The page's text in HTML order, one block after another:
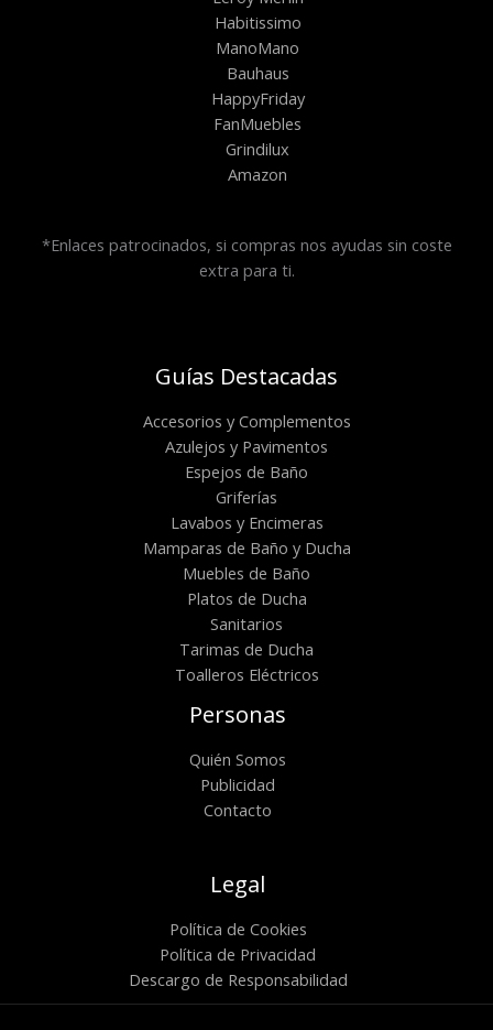
Habitissimo
ManoMano
Bauhaus
HappyFriday
FanMuebles
Grindilux
Amazon
*Enlaces patrocinados, si compras nos ayudas sin coste
extra para ti.
Guías Destacadas
Accesorios y Complementos
Azulejos y Pavimentos
Espejos de Baño
Griferías
Lavabos y Encimeras
Mamparas de Baño y Ducha
Muebles de Baño
Platos de Ducha
Sanitarios
Tarimas de Ducha
Toalleros Eléctricos
Personas
Quién Somos
Publicidad
Contacto
Legal
Política de Cookies
Política de Privacidad
Descargo de Responsabilidad